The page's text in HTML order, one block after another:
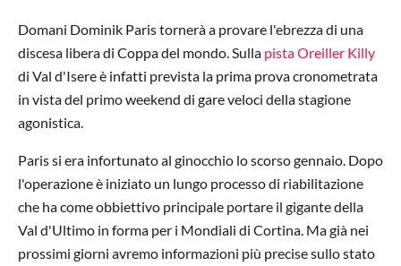
Domani Dominik Paris tornerà a provare l'ebrezza di una
discesa libera di Coppa del mondo. Sulla pista Oreiller Killy
di Val d'Isere è infatti prevista la prima prova cronometrata
in vista del primo weekend di gare veloci della stagione
agonistica.
Paris si era infortunato al ginocchio lo scorso gennaio. Dopo
l'operazione è iniziato un lungo processo di riabilitazione
che ha come obbiettivo principale portare il gigante della
Val d'Ultimo in forma per i Mondiali di Cortina. Ma già nei
prossimi giorni avremo informazioni più precise sullo stato